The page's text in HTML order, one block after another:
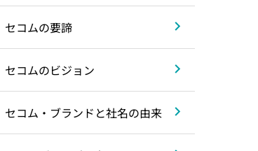
セコムの要諦
セコムのビジョン
セコム・ブランドと社名の由来